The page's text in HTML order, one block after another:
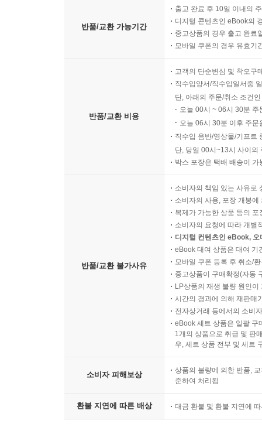
반품/교환 가능기간
출고 완료 후 10일 이내의
디지털 콘텐츠인 eBook의
중고상품의 경우 출고 완료
모바일 쿠폰의 경우 유효기
반품/교환 비용
고객의 단순변심 및 착오구
직수입양서/직수입일서중
단, 아래의 주문/취소 조건
오늘 00시 ~ 06시 30분
오늘 06시 30분 이후 주
직수입 음반/영상물/기프트
단, 당일 00시~13시 사이의
박스 포장은 택배 배송이
반품/교환 불가사유
소비자의 책임 있는 사유로
소비자의 사용, 포장 개봉
복제가 가능한 상품 등의
소비자의 요청에 따라 개별
디지털 컨텐츠인 eBook,
eBook 대여 상품은 대여 기
모바일 쿠폰 등록 후 취소/
중고상품이 구매확정(자동
LP상품의 재생 불량 원인
시간의 경과에 의해 재판매
전자상거래 등에서의 소비
eBook 세트 상품은 일괄 구
1개의 상품으로 취급 및 판
우, 세트 상품 전부 및 세트
소비자 피해보상
상품의 불량에 의한 반품,
준하여 처리됨
환불 지연에 따른 배상 대금 환불 및 환불 지연에